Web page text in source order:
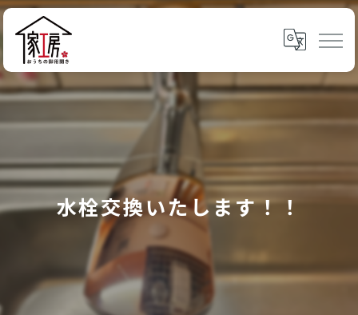
水栓交換いたします！！